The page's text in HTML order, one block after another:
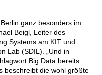
ganz besonders im
Beigl, Leiter des
Systems am KIT und
Lab (SDIL). „Und in
Big Data bereits
beschreibt die wohl größte